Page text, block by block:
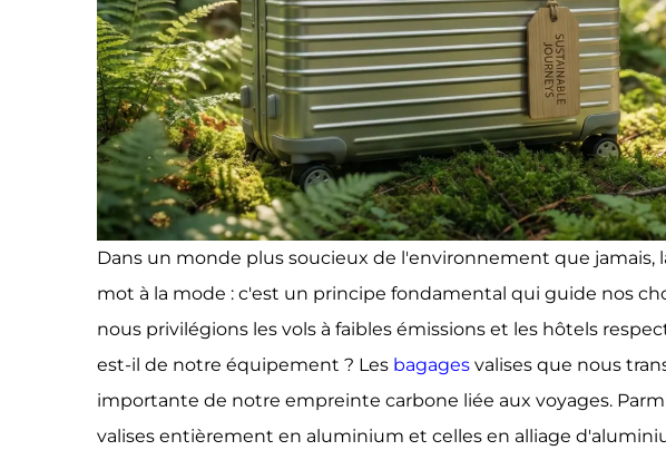
Dans un monde plus soucieux de l'environnement que jamais,
mot à la mode : c'est un principe fondamental qui guide nos
nous privilégions les vols à faibles émissions et les hôtels
est-il de notre équipement ? Les bagages valises que nous
importante de notre empreinte carbone liée aux voyages.
valises entièrement en aluminium et celles en alliage